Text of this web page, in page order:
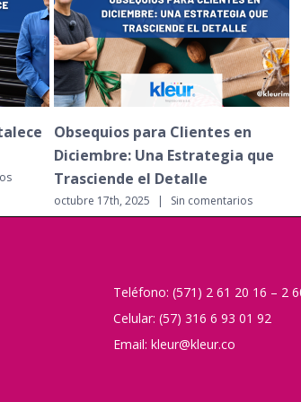
para Clientes en
Una Estrategia que
el Detalle
Sin comentarios
Tendencias en
Impresión para el
octubre 8th, 2025
Teléfono: (571) 2 61 20 16 – 2
Celular: (57) 316 6 93 01 92
Email: kleur@kleur.co